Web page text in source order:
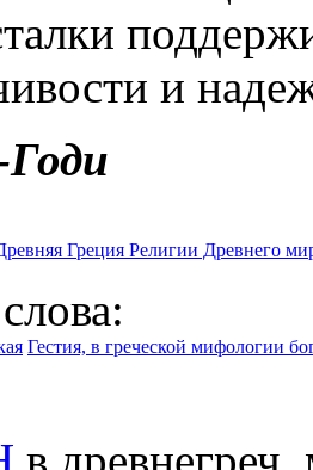
и
Греция Религии Древнего
Гестия, в греческой мифологии
в